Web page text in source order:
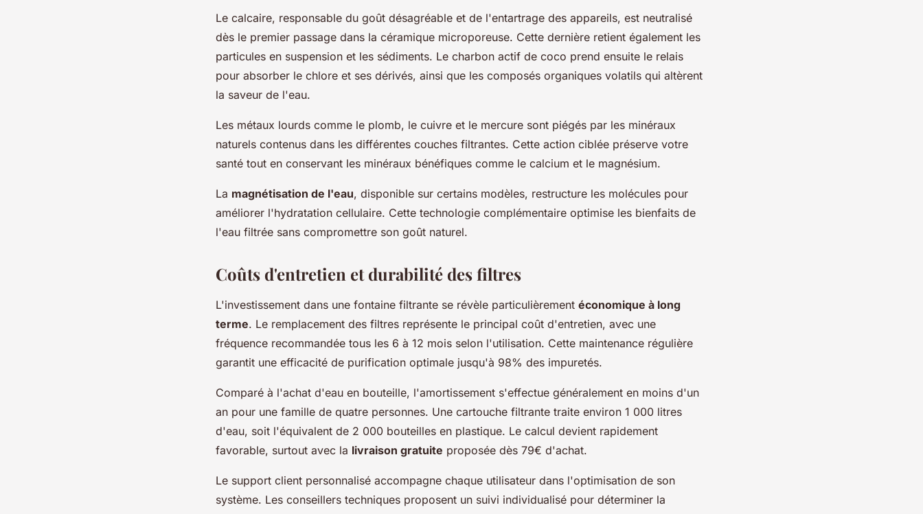
Le calcaire, responsable du goût désagréable et de l'entartrage des appareils, est neutralisé
dès le premier passage dans la céramique microporeuse. Cette dernière retient également les
particules en suspension et les sédiments. Le charbon actif de coco prend ensuite le relais
pour absorber le chlore et ses dérivés, ainsi que les composés organiques volatils qui altèrent
la saveur de l'eau.
Les métaux lourds comme le plomb, le cuivre et le mercure sont piégés par les minéraux
naturels contenus dans les différentes couches filtrantes. Cette action ciblée préserve votre
santé tout en conservant les minéraux bénéfiques comme le calcium et le magnésium.
La magnétisation de l'eau, disponible sur certains modèles, restructure les molécules pour
améliorer l'hydratation cellulaire. Cette technologie complémentaire optimise les bienfaits de
l'eau filtrée sans compromettre son goût naturel.
Coûts d'entretien et durabilité des filtres
L'investissement dans une fontaine filtrante se révèle particulièrement économique à long
terme. Le remplacement des filtres représente le principal coût d'entretien, avec une
fréquence recommandée tous les 6 à 12 mois selon l'utilisation. Cette maintenance régulière
garantit une efficacité de purification optimale jusqu'à 98% des impuretés.
Comparé à l'achat d'eau en bouteille, l'amortissement s'effectue généralement en moins d'un
an pour une famille de quatre personnes. Une cartouche filtrante traite environ 1 000 litres
d'eau, soit l'équivalent de 2 000 bouteilles en plastique. Le calcul devient rapidement
favorable, surtout avec la livraison gratuite proposée dès 79€ d'achat.
Le support client personnalisé accompagne chaque utilisateur dans l'optimisation de son
système. Les conseillers techniques proposent un suivi individualisé pour déterminer la